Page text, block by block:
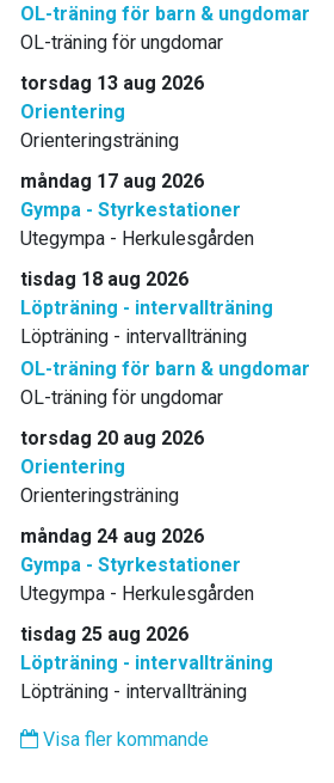
OL-träning för barn & ungdomar
OL-träning för ungdomar
torsdag 13 aug 2026
Orientering
Orienteringsträning
måndag 17 aug 2026
Gympa - Styrkestationer
Utegympa - Herkulesgården
tisdag 18 aug 2026
Löpträning - intervallträning
Löpträning - intervallträning
OL-träning för barn & ungdomar
OL-träning för ungdomar
torsdag 20 aug 2026
Orientering
Orienteringsträning
måndag 24 aug 2026
Gympa - Styrkestationer
Utegympa - Herkulesgården
tisdag 25 aug 2026
Löpträning - intervallträning
Löpträning - intervallträning
Visa fler kommande